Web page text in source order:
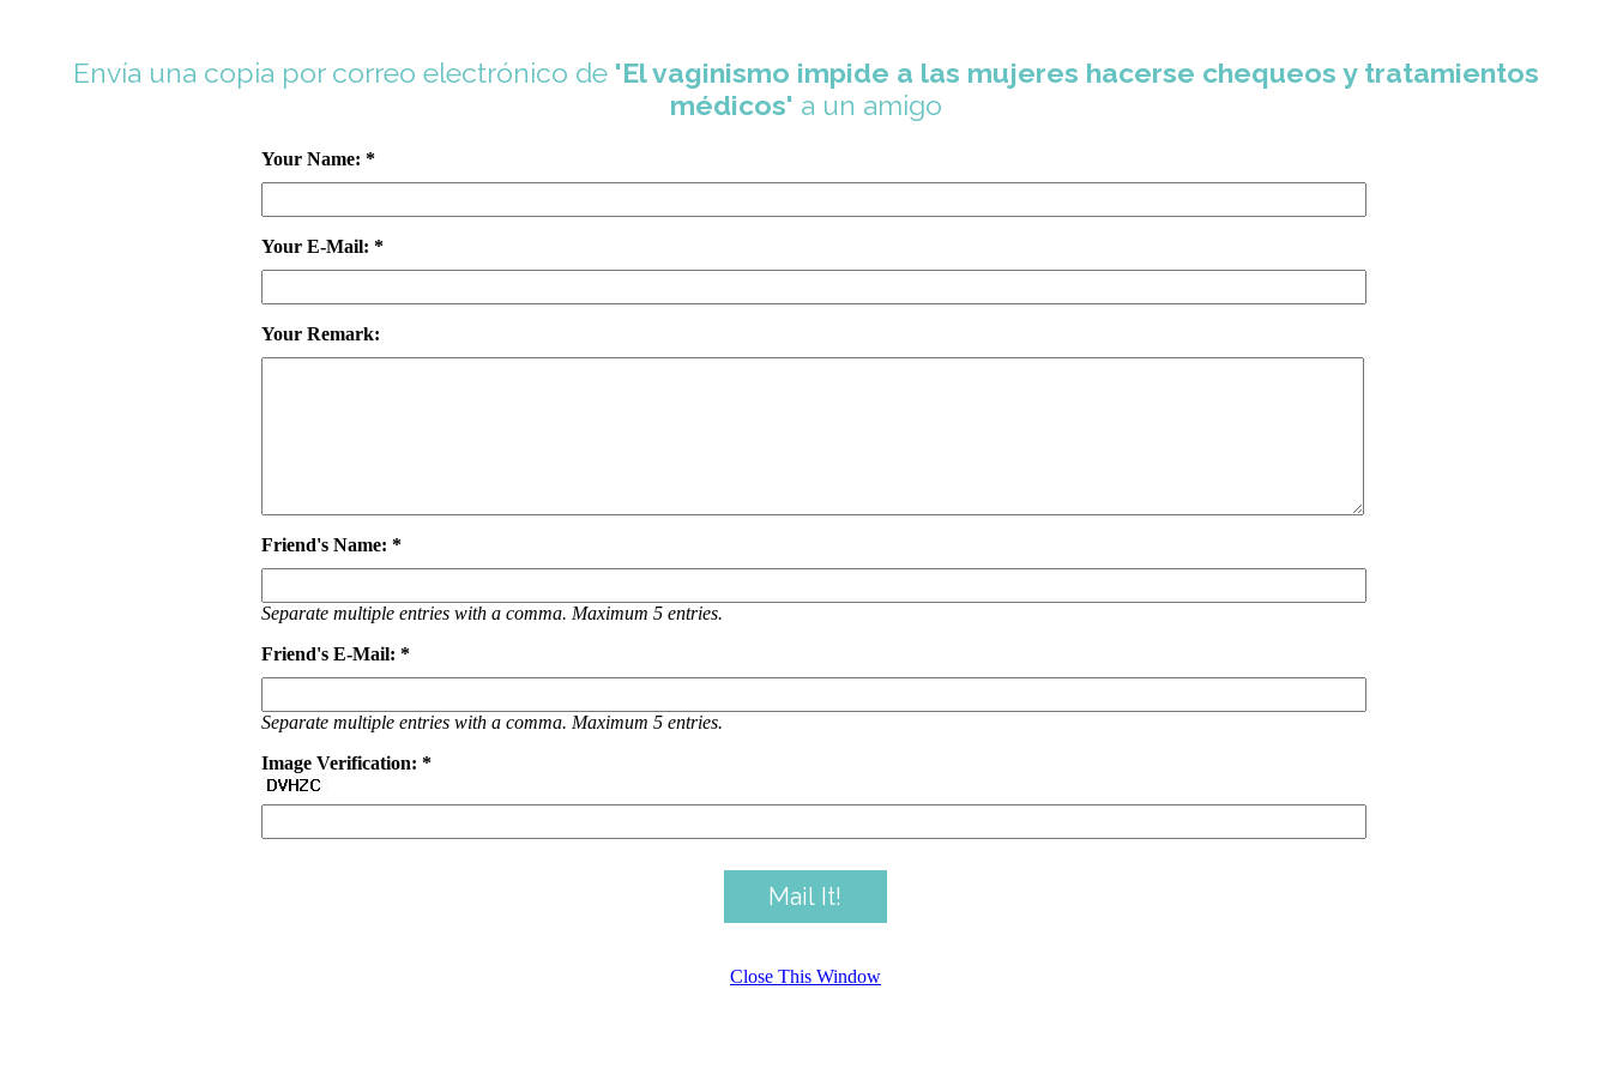
Envía una copia por correo electrónico de 'El vaginismo impide a las mujeres hacerse chequeos y tratamientos
médicos' a un amigo
Your Name: *
Your E-Mail: *
Your Remark:
Friend's Name: *
Separate multiple entries with a comma. Maximum 5 entries.
Friend's E-Mail: *
Separate multiple entries with a comma. Maximum 5 entries.
Image Verification: *
Close This Window